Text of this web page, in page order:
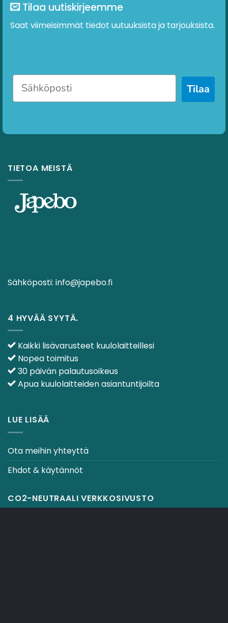
Tilaa uutiskirjeemme
Saat viimeisimmät tiedot uutuuksista ja tarjouksista.
Tilaa
TIETOA MEISTÄ
Sähköposti: info@japebo.fi
4 HYVÄÄ SYYTÄ.
Kaikki lisävarusteet kuulolaitteillesi
Nopea toimitus
30 päivän palautusoikeus
Apua kuulolaitteiden asiantuntijoilta
LUE LISÄÄ
Ota meihin yhteyttä
Ehdot & käytännöt
CO2-NEUTRAALI VERKKOSIVUSTO